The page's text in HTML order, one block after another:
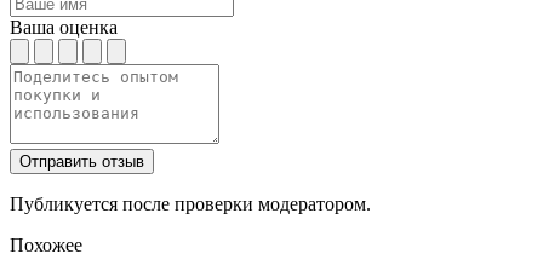
Ваша оценка
Отправить отзыв
Публикуется после проверки модератором.
Похожее